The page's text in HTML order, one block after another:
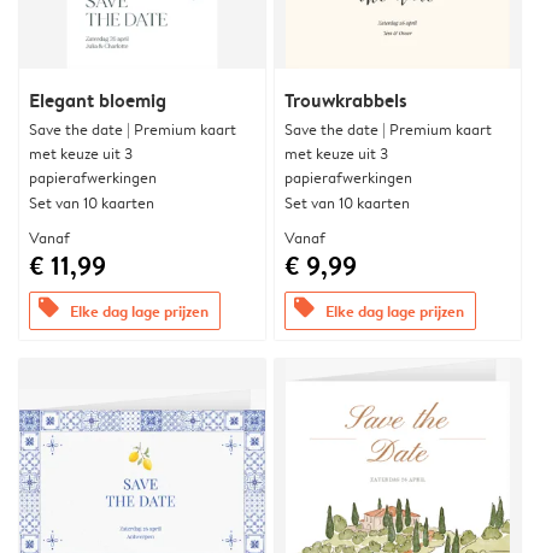
Elegant bloemig
Save the date | Premium kaart
met keuze uit 3
papierafwerkingen
Set van 10 kaarten
Vanaf
€ 11,99
offers Elke dag lage prijzen
Trouwkrabbels
Save the date | Premium kaart
met keuze uit 3
papierafwerkingen
Set van 10 kaarten
Vanaf
€ 9,99
offers Elke dag lage prijzen